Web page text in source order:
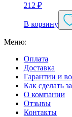
212 ₽
В корзину
Меню:
Оплата
Доставка
Гарантии и
Как сделать
О компании
Отзывы
Контакты